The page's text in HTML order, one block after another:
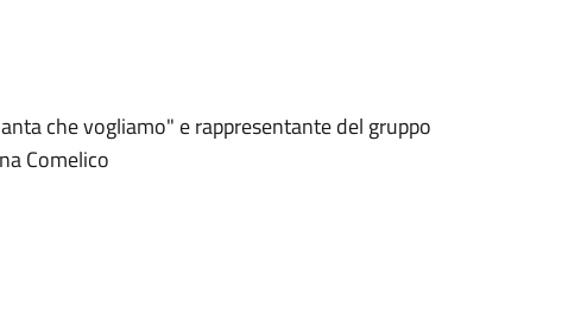
che vogliamo" e rappresentante del gruppo
Comelico